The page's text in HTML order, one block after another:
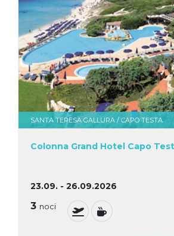
SANTA TERESA GALLURA / CAPO TESTA
Colonna Grand Hotel Capo
23.09. - 26.09.2026
3 noci